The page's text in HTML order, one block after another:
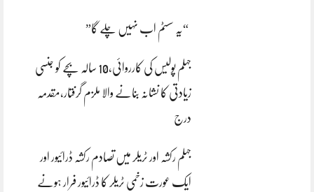
“یہ سسٹم اب نہیں چلے گا”
جہلم پولیس کی کارروائی،10 سالہ بچے کو جنسی
زیادتی کا نشانہ بنانے والا ملزم گرفتار،مقدمہ
درج
جہلم رکشہ اور ٹریلر میں تصادم رکشہ ڈرائیور اور
ایک عورت زخمی ٹریلر کا ڈرائیور فرار ہونے